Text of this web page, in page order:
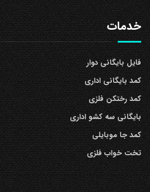
خدمات
فایل بایگانی دوار
کمد بایگانی اداری
کمد رختکن فلزی
بایگانی سه کشو اداری
کمد جا موبایلی
تخت خواب فلزی